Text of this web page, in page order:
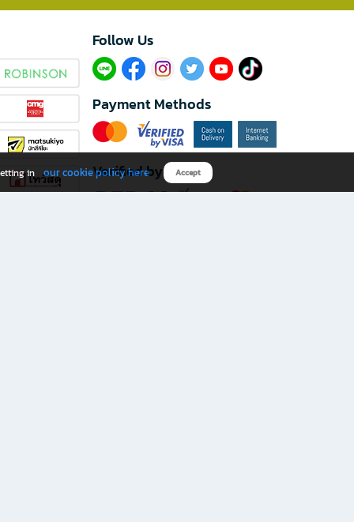
Follow Us​
Payment Methods
Verified by
in our cookie policy here Accept